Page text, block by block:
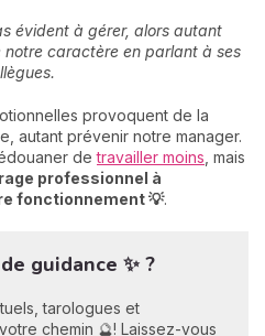
évident à gérer, alors autant
caractère en parlant à ses
provoquent de la
autant prévenir notre manager.
detravailler moins, mais
professionnel à
fonctionnement 💡.
guidance ✨ ?
tarologues et
chemin 🔮! Laissez-vous